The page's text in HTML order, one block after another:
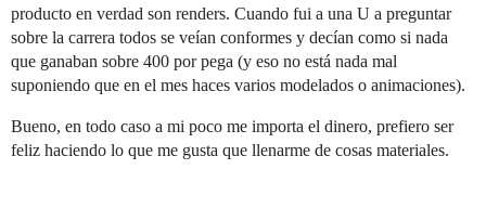
producto en verdad son renders. Cuando fui a una U a preguntar
sobre la carrera todos se veían conformes y decían como si nada
que ganaban sobre 400 por pega (y eso no está nada mal
suponiendo que en el mes haces varios modelados o animaciones).
Bueno, en todo caso a mi poco me importa el dinero, prefiero ser
feliz haciendo lo que me gusta que llenarme de cosas materiales.